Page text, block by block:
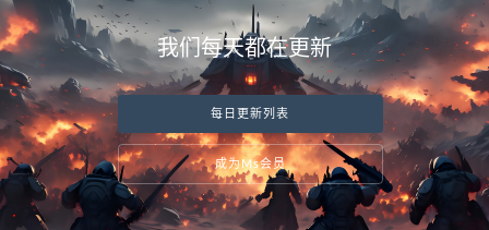
我们每天都在更新
每日更新列表
成为Ms会员